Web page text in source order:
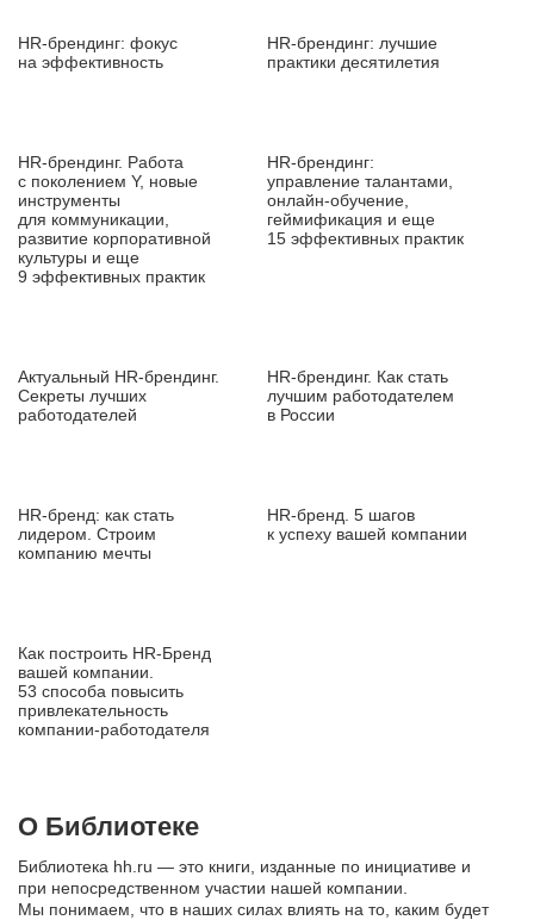
HR‑брендинг: фокус
на эффективность
HR‑брендинг: лучшие
практики десятилетия
HR‑брендинг. Работа
с поколением Y, новые
инструменты
для коммуникации,
развитие корпоративной
культуры и еще
9 эффективных практик
HR‑брендинг:
управление талантами,
онлайн‑обучение,
геймификация и еще
15 эффективных практик
Актуальный HR‑брендинг.
Секреты лучших
работодателей
HR‑брендинг. Как стать
лучшим работодателем
в России
HR‑бренд: как стать
лидером. Строим
компанию мечты
HR‑бренд. 5 шагов
к успеху вашей компании
Как построить HR‑Бренд
вашей компании.
53 способа повысить
привлекательность
компании‑работодателя
О Библиотеке
Библиотека hh.ru — это книги, изданные по инициативе и
при непосредственном участии нашей компании.
Мы понимаем, что в наших силах влиять на то, каким будет